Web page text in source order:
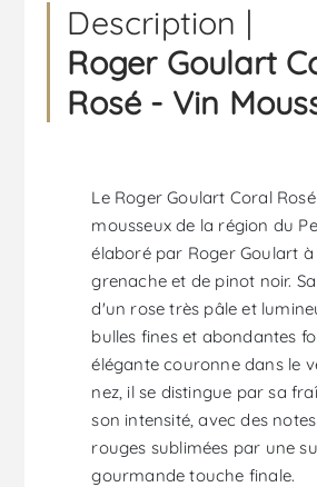
Description |
Roger Goulart
Rosé - Vin
Le Roger Goulart Coral
mousseux de la région du
élaboré par Roger Goulart
grenache et de pinot noir.
d'un rose très pâle et
bulles fines et abondantes
élégante couronne dans le
nez, il se distingue par sa
son intensité, avec des
rouges sublimées par une
gourmande touche finale.